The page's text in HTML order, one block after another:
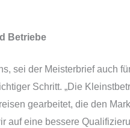
Betriebe
sei der Meisterbrief auch
Schritt. „Die
gearbeitet, die den
auf eine bessere